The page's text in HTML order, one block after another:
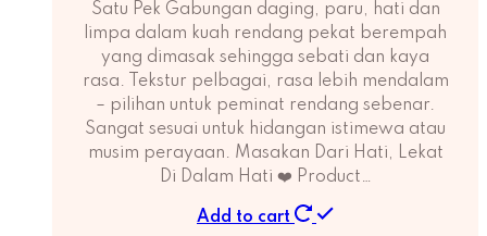
Satu Pek Gabungan daging, paru, hati dan
limpa dalam kuah rendang pekat berempah
yang dimasak sehingga sebati dan kaya
rasa. Tekstur pelbagai, rasa lebih mendalam
– pilihan untuk peminat rendang sebenar.
Sangat sesuai untuk hidangan istimewa atau
musim perayaan. Masakan Dari Hati, Lekat
Di Dalam Hati ❤️ Product…
Add to cart